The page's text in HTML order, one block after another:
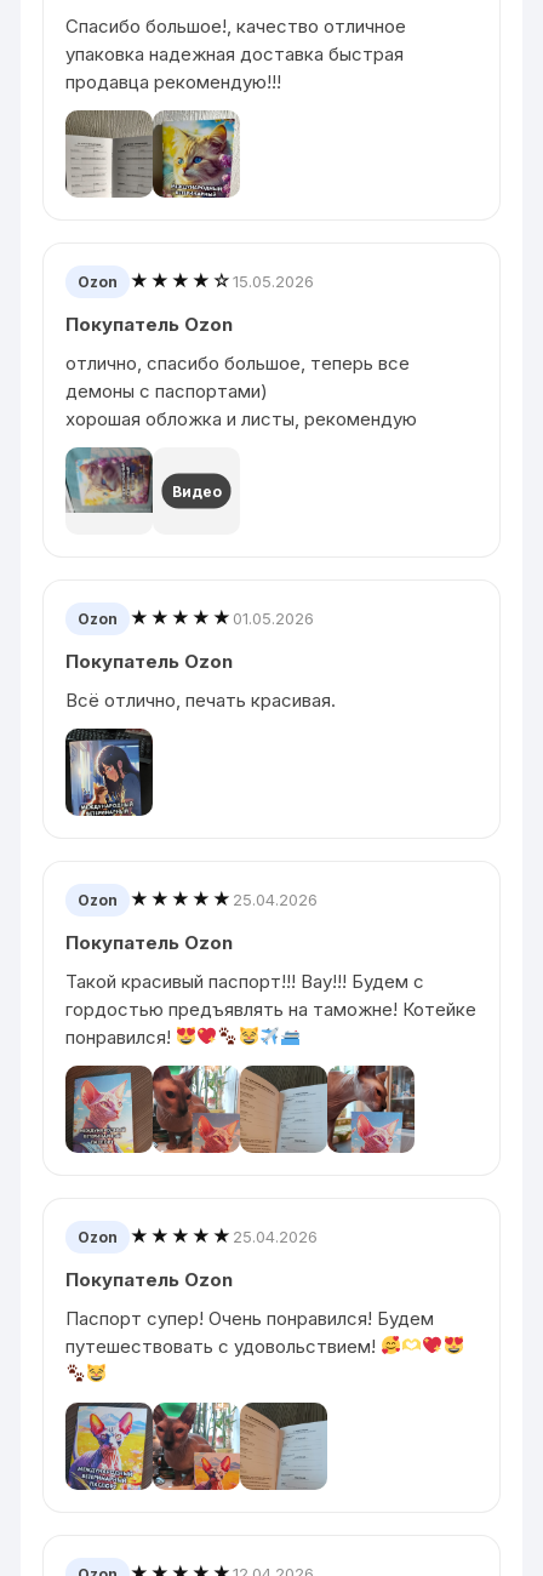
Спасибо большое!, качество отличное
упаковка надежная доставка быстрая
продавца рекомендую!!!
Ozon ★★★★☆15.05.2026
Покупатель Ozon
отлично, спасибо большое, теперь все
демоны с паспортами)
хорошая обложка и листы, рекомендую
Видео
Ozon ★★★★★ 01.05.2026
Покупатель Ozon
Всё отлично, печать красивая.
Ozon ★★★★★ 25.04.2026
Покупатель Ozon
Такой красивый паспорт!!! Вау!!! Будем с
гордостью предъявлять на таможне! Котейке
понравился!
Ozon ★★★★★ 25.04.2026
Покупатель Ozon
Паспорт супер! Очень понравился! Будем
путешествовать с удовольствием!